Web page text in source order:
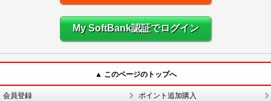
My SoftBank認証でログイン
▲ このページのトップへ
会員登録 ポイント追加購入